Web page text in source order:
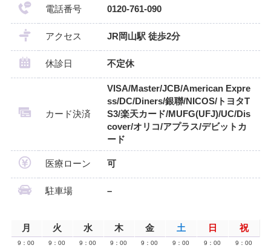
電話番号 0120-761-090
アクセス JR岡山駅 徒歩2分
休診日 不定休
カード決済
VISA/Master/JCB/American Expre
ss/DC/Diners/銀聯/NICOS/トヨタT
S3/楽天カード/MUFG(UFJ)/UC/Dis
cover/オリコ/アプラス/デビットカ
ード
医療ローン 可
駐車場 –
月 火 水 木 金 土 日 祝
9：00
9：00
9：00
9：00
9：00
9：00
9：00
9：00